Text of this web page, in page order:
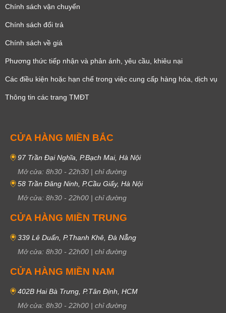
Chính sách vận chuyển
Chính sách đổi trả
Chính sách về giá
Phương thức tiếp nhận và phản ánh, yêu cầu, khiêu nại
Các điều kiện hoặc hạn chế trong việc cung cấp hàng hóa, dịch vụ
Thông tin các trang TMĐT
CỬA HÀNG MIỀN BẮC
97 Trần Đại Nghĩa, P.Bạch Mai, Hà Nội
Mở cửa: 8h30 - 22h30 | chỉ đường
58 Trần Đăng Ninh, P.Cầu Giấy, Hà Nội
Mở cửa: 8h30 - 22h00 | chỉ đường
CỬA HÀNG MIỀN TRUNG
339 Lê Duẩn, P.Thanh Khê, Đà Nẵng
Mở cửa: 8h30 - 22h00 | chỉ đường
CỬA HÀNG MIỀN NAM
402B Hai Bà Trưng, P.Tân Định, HCM
Mở cửa: 8h30 - 22h00 | chỉ đường